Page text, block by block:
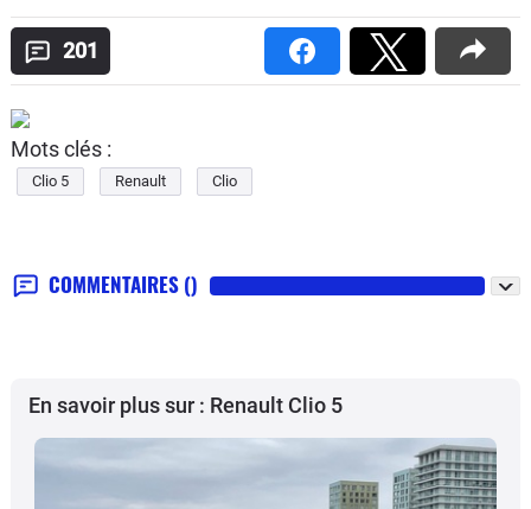
201
Mots clés :
Clio 5 Renault Clio
COMMENTAIRES ()
En savoir plus sur : Renault Clio 5